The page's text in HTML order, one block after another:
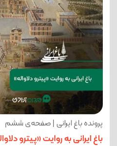
پرونده باغ ایرانی | صفحه‌ی ششم
باغ ایرانی به روایت «پیترو